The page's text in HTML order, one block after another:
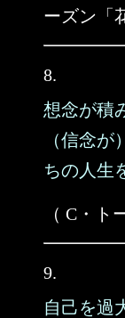
ーズン「
8.
想念が積
（信念
ちの人生
（ C・ト
9.
自己を過